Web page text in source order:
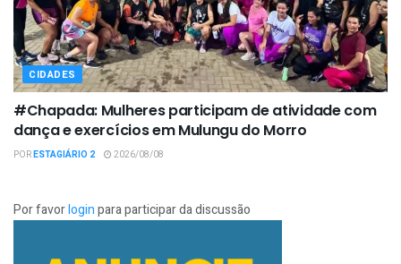
CIDADES
#Chapada: Mulheres participam de atividade com
dança e exercícios em Mulungu do Morro
PORESTAGIÁRIO 2 2026/08/08
Por favorloginpara participar da discussão